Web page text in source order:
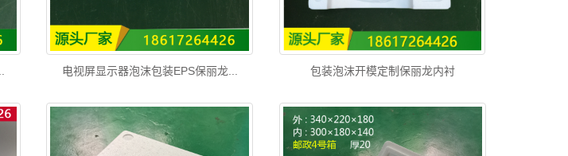
电视屏显示器泡沫包装EPS保丽龙... 包装泡沫开模定制保丽龙内衬